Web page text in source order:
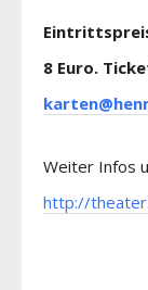
8 Euro.
Weiter Infos
http://